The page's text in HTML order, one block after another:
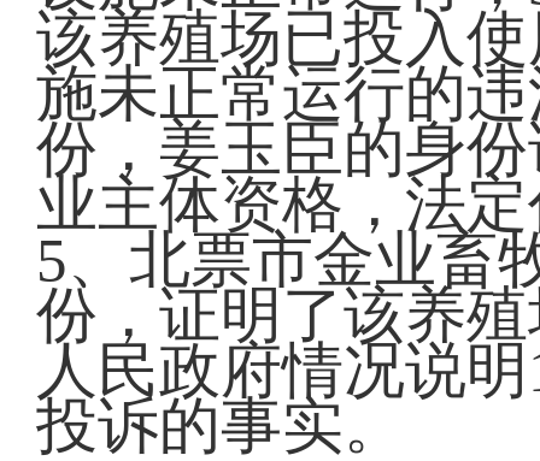
该养殖场已投入
施未正常运行的
份，姜玉臣的身
业主体资格，法
5、北票市金业畜
份，证明了该养
人民政府情况说
投诉的事实。